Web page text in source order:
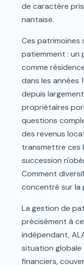
de caractère
nantaise.
Ces
patiemment : un
comme
dans les années
depuis
propriétaires
questions
des revenus
transmettre ces
succession
Comment
concentré sur la
La gestion de
précisément à
indépendant,
situation globale
financiers,